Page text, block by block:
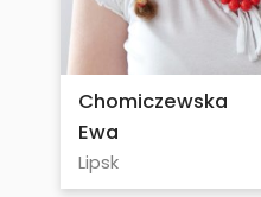
Chomiczewska
Ewa
Lipsk